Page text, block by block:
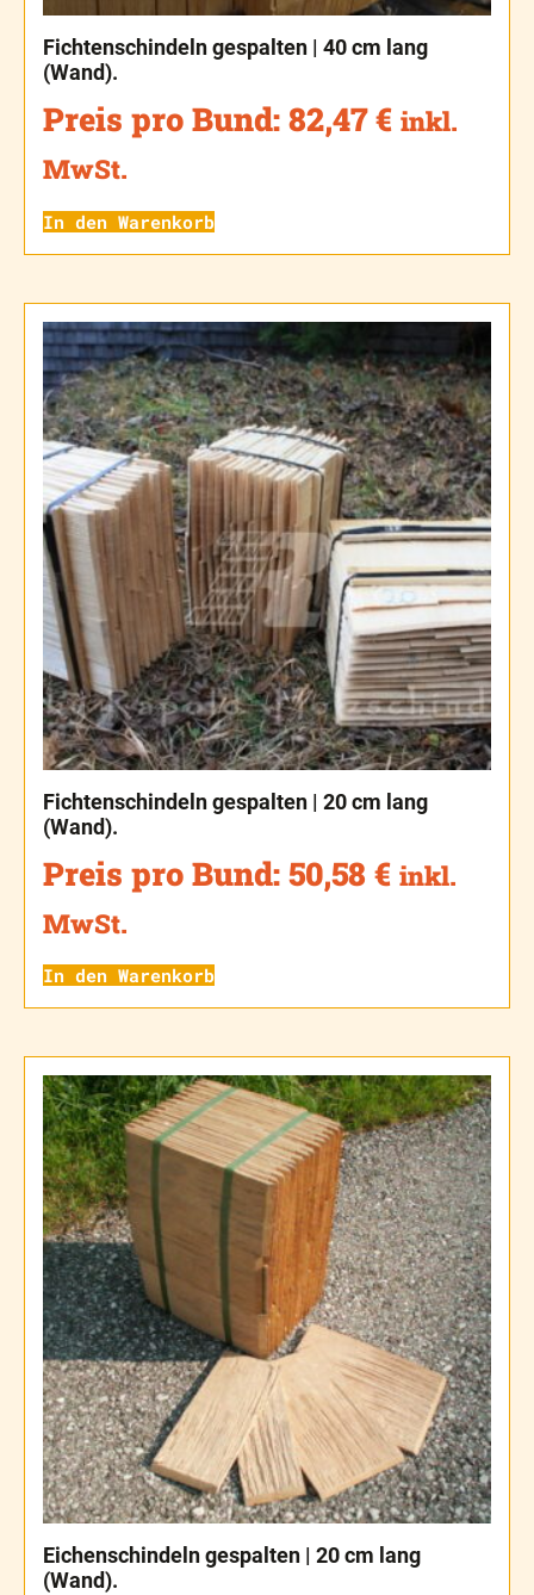
Fichtenschindeln gespalten | 40 cm lang
(Wand).
Preis pro Bund: 82,47€ inkl.
MwSt.
In den Warenkorb
Fichtenschindeln gespalten | 20 cm lang
(Wand).
Preis pro Bund: 50,58 € inkl.
MwSt.
In den Warenkorb
Eichenschindeln gespalten | 20 cm lang
(Wand).